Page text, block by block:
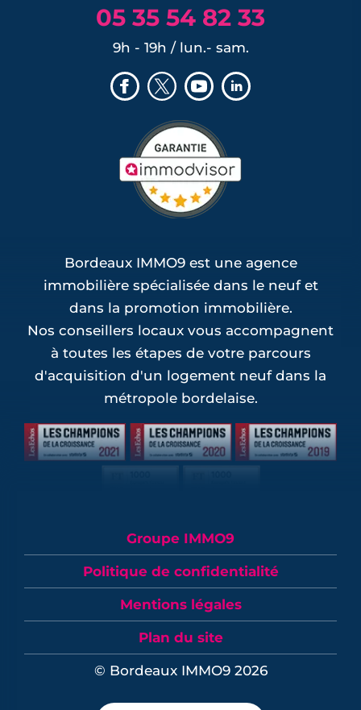
05 35 54 82 33
9h - 19h / lun.- sam.
Bordeaux IMMO9 est une agence
immobilière spécialisée dans le neuf et
dans la promotion immobilière.
Nos conseillers locaux vous accompagnent
à toutes les étapes de votre parcours
d'acquisition d'un logement neuf dans la
métropole bordelaise.
Groupe IMMO9
Politique de confidentialité
Mentions légales
Plan du site
© Bordeaux IMMO9 2026